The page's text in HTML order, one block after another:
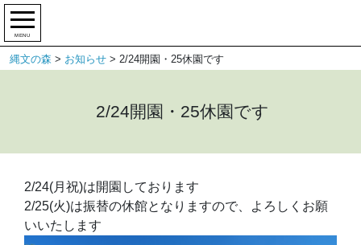
MENU
縄文の森 > お知らせ > 2/24開園・25休園です
2/24開園・25休園です
2/24(月祝)は開園しております
2/25(火)は振替の休館となりますので、よろしくお願
いいたします